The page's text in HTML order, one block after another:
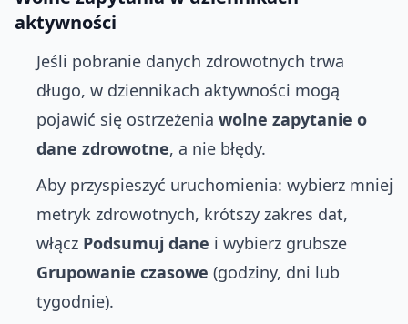
aktywności
Jeśli pobranie danych zdrowotnych trwa
długo, w dziennikach aktywności mogą
pojawić się ostrzeżenia wolne zapytanie o
dane zdrowotne, a nie błędy.
Aby przyspieszyć uruchomienia: wybierz mniej
metryk zdrowotnych, krótszy zakres dat,
włącz Podsumuj dane i wybierz grubsze
Grupowanie czasowe (godziny, dni lub
tygodnie).